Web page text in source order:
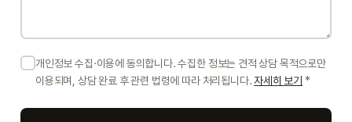
개인정보 수집·이용에 동의합니다. 수집한 정보는 견적 상담 목적으로만
이용되며, 상담 완료 후 관련 법령에 따라 처리됩니다. 자세히 보기 *